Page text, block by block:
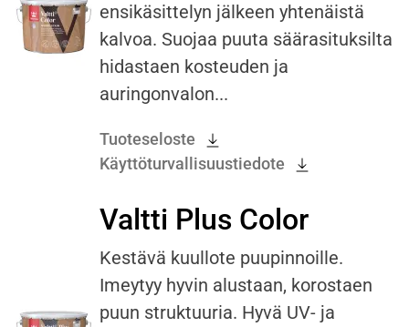
ensikäsittelyn jälkeen yhtenäistä
kalvoa. Suojaa puuta säärasituksilta
hidastaen kosteuden ja
auringonvalon...
Tuoteseloste
Käyttöturvallisuustiedote
Valtti Plus Color
Kestävä kuullote puupinnoille.
Imeytyy hyvin alustaan, korostaen
puun struktuuria. Hyvä UV- ja